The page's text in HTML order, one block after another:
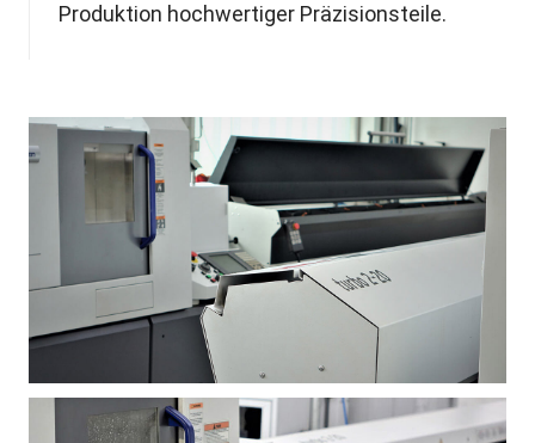
Produktion hochwertiger Präzisionsteile.